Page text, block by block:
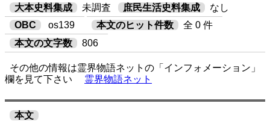
大本史料集成
未調査 庶民生活史料集成
なし
OBC
os139 本文のヒット件数
全 0 件
本文の文字数
806
その他の情報は霊界物語ネットの「インフォメーション」
欄を見て下さい
霊界物語ネット
本文